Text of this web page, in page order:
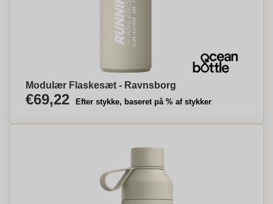
Modulær Flaskesæt - Ravnsborg
€69,22 Efter stykke, baseret på % af stykker